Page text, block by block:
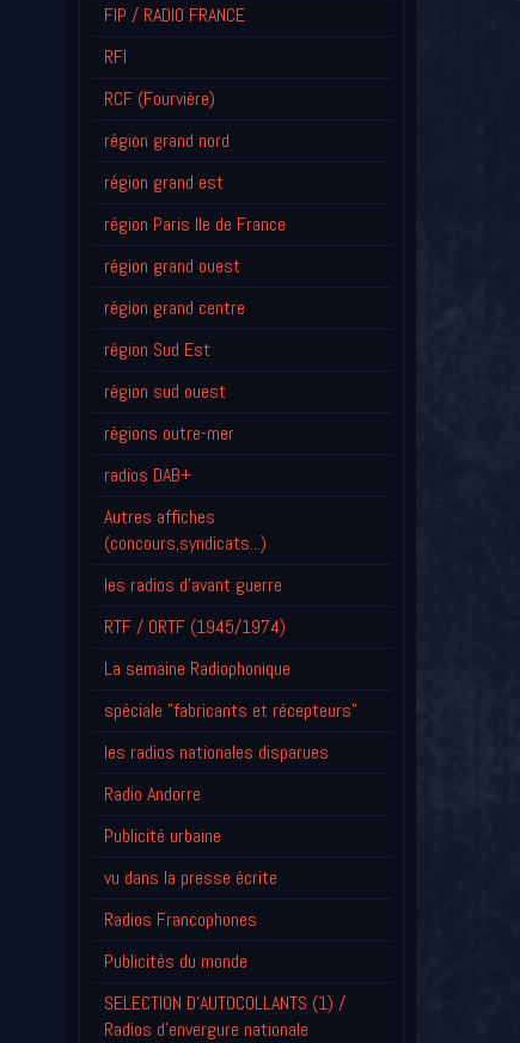
FIP / RADIO FRANCE
RFI
RCF (Fourvière)
région grand nord
région grand est
région Paris Ile de France
région grand ouest
région grand centre
région Sud Est
région sud ouest
régions outre-mer
radios DAB+
Autres affiches
(concours,syndicats...)
les radios d'avant guerre
RTF / ORTF (1945/1974)
La semaine Radiophonique
spéciale "fabricants et récepteurs"
les radios nationales disparues
Radio Andorre
Publicité urbaine
vu dans la presse écrite
Radios Francophones
Publicités du monde
SELECTION D'AUTOCOLLANTS (1) /
Radios d'envergure nationale